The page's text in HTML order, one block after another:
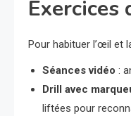
Exercices
Pour habituer l’œil et
Séances vidéo :
Drill avec
liftées pour